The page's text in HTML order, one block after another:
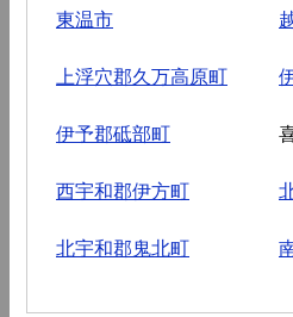
東温市
上浮穴郡久万高原町
伊予郡砥部町
西宇和郡伊方町
北宇和郡鬼北町